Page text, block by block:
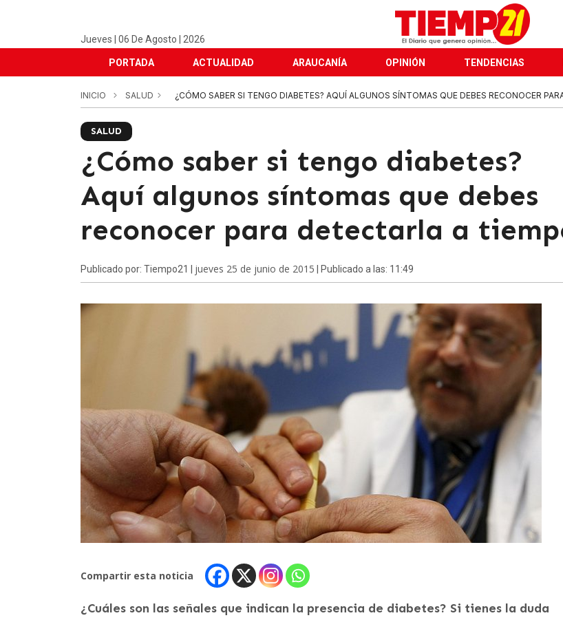
Jueves | 06 De Agosto | 2026
PORTADA ACTUALIDAD ARAUCANÍA OPINIÓN TENDENCIAS
INICIO SALUD ¿CÓMO SABER SI TENGO DIABETES? AQUÍ ALGUNOS SÍNTOMAS QUE DEBES RECONOCER
SALUD
¿Cómo saber si tengo diabetes?
Aquí algunos síntomas que debes
reconocer para detectarla a
Publicado por: Tiempo21 | jueves 25 de junio de 2015 | Publicado a las: 11:49
Compartir esta noticia
¿Cuáles son las señales que indican la presencia de diabetes? Si tienes la duda